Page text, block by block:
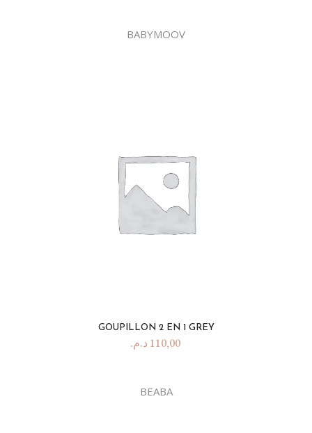
BABYMOOV
GOUPILLON 2 EN 1 GREY
110,00 د.م.
BEABA